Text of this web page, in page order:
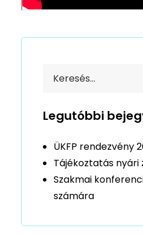
Legutóbbi
ÜKFP rendezvény
Tájékoztatás
Szakmai
számára